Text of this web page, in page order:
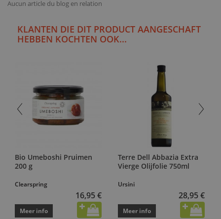
Aucun article du blog en relation
KLANTEN DIE DIT PRODUCT AANGESCHAFT
HEBBEN KOCHTEN OOK...
Bio Umeboshi Pruimen
200 g
Clearspring
16,95 €
Meer info
Terre Dell Abbazia Extra
Vierge Olijfolie 750ml
Ursini
28,95 €
Meer info